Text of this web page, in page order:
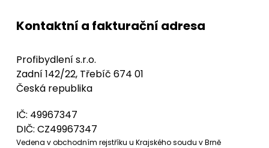
Kontaktní a fakturační adresa
Profibydlení s.r.o.
Zadní 142/22, Třebíč 674 01
Česká republika
IČ: 49967347
DIČ: CZ49967347
Vedena v obchodním rejstříku u Krajského soudu v Brně